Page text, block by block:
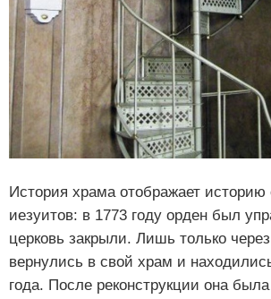
История храма отображает историю
иезуитов: в 1773 году орден был
церковь закрыли. Лишь только
вернулись в свой храм и
года. После реконструкции она